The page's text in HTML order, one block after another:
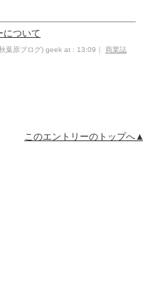
について
原ブログ) geek at : 13:09｜ 商業誌
このエントリーのトップへ▲